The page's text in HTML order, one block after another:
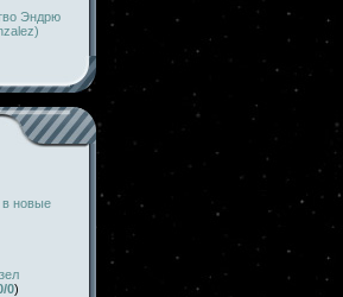
Эндрю
в новые
0)